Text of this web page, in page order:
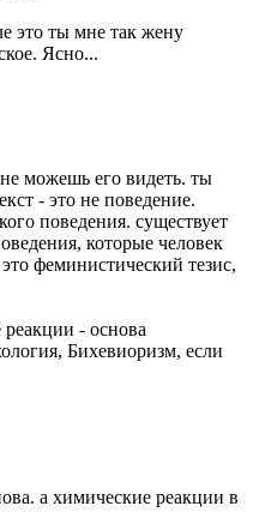
это ты мне так жену
Ясно...
можешь его видеть. ты
- это не поведение.
поведения. существует
которые человек
феминистический тезис,
- основа
Бихевиоризм, если
а химические реакции в